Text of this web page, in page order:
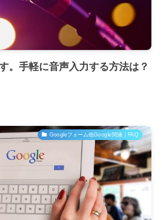
。手軽に音声入力する方法は？
Googleフォーム他Google関連｜FAQ